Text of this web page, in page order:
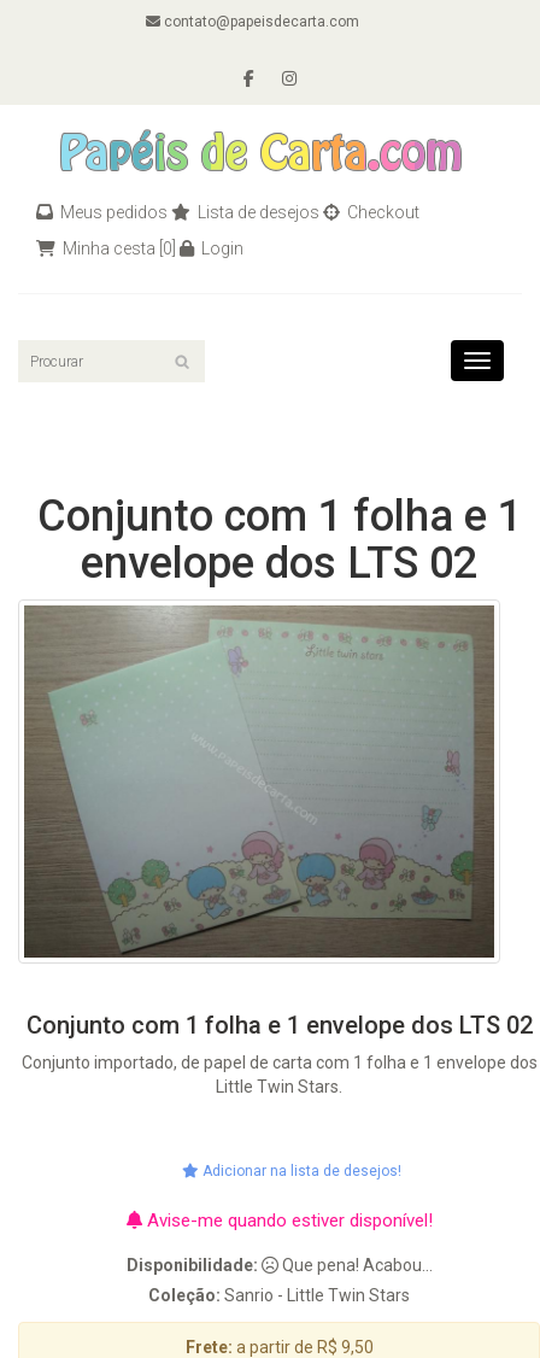
contato@papeisdecarta.com
Meus pedidos Lista de desejos
Checkout
Minha cesta [0] Login
Toggle
Conjunto com 1 folha e 1
envelope dos LTS 02
Conjunto com 1 folha e 1 envelope dos LTS 02
Conjunto importado, de papel de carta com 1 folha e 1 envelope dos
Little Twin Stars.
Adicionar na lista de desejos!
Avise-me quando estiver disponível!
Disponibilidade:
Que pena! Acabou...
Coleção: Sanrio - Little Twin Stars
Frete: a partir de R$ 9,50